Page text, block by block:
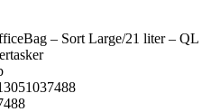
– Sort Large/21 liter – QL